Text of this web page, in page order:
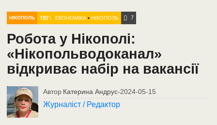
НІКОПОЛЬ ТЕГ: ЕКОНОМІКА •НІКОПОЛЬ 7
Робота у Нікополі:
«Нікопольводоканал»
відкриває набір на вакансії
Автор Катерина Андрус-2024-05-15
Журналіст / Редактор